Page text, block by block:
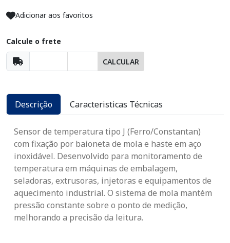
Adicionar aos favoritos
Calcule o frete
CALCULAR
Descrição Caracteristicas Técnicas
Sensor de temperatura tipo J (Ferro/Constantan)
com fixação por baioneta de mola e haste em aço
inoxidável. Desenvolvido para monitoramento de
temperatura em máquinas de embalagem,
seladoras, extrusoras, injetoras e equipamentos de
aquecimento industrial. O sistema de mola mantém
pressão constante sobre o ponto de medição,
melhorando a precisão da leitura.